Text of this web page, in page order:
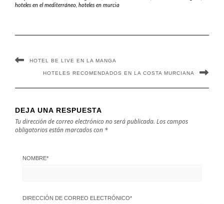
hoteles en el mediterráneo hoteles en murcia
HOTEL BE LIVE EN LA MANGA
HOTELES RECOMENDADOS EN LA COSTA MURCIANA
DEJA UNA RESPUESTA
Tu dirección de correo electrónico no será publicada. Los campos
obligatorios están marcados con *
NOMBRE*
DIRECCIÓN DE CORREO ELECTRÓNICO*